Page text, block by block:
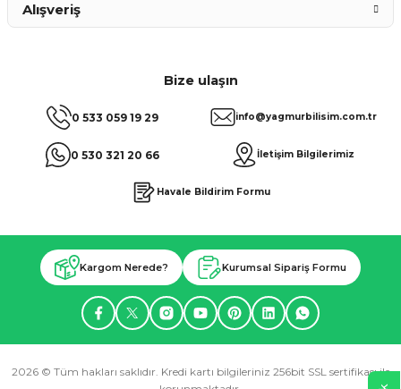
Bize ulaşın
0 533 059 19 29
0 530 321 20 66
info@yagmurbilisim.com.tr
İletişim Bilgilerimiz
Havale Bildirim Formu
Alışveriş
Kargom Nerede? Kurumsal Sipariş Formu
2026 © Tüm hakları saklıdır. Kredi kartı bilgileriniz 256bit SSL sertifikası ile